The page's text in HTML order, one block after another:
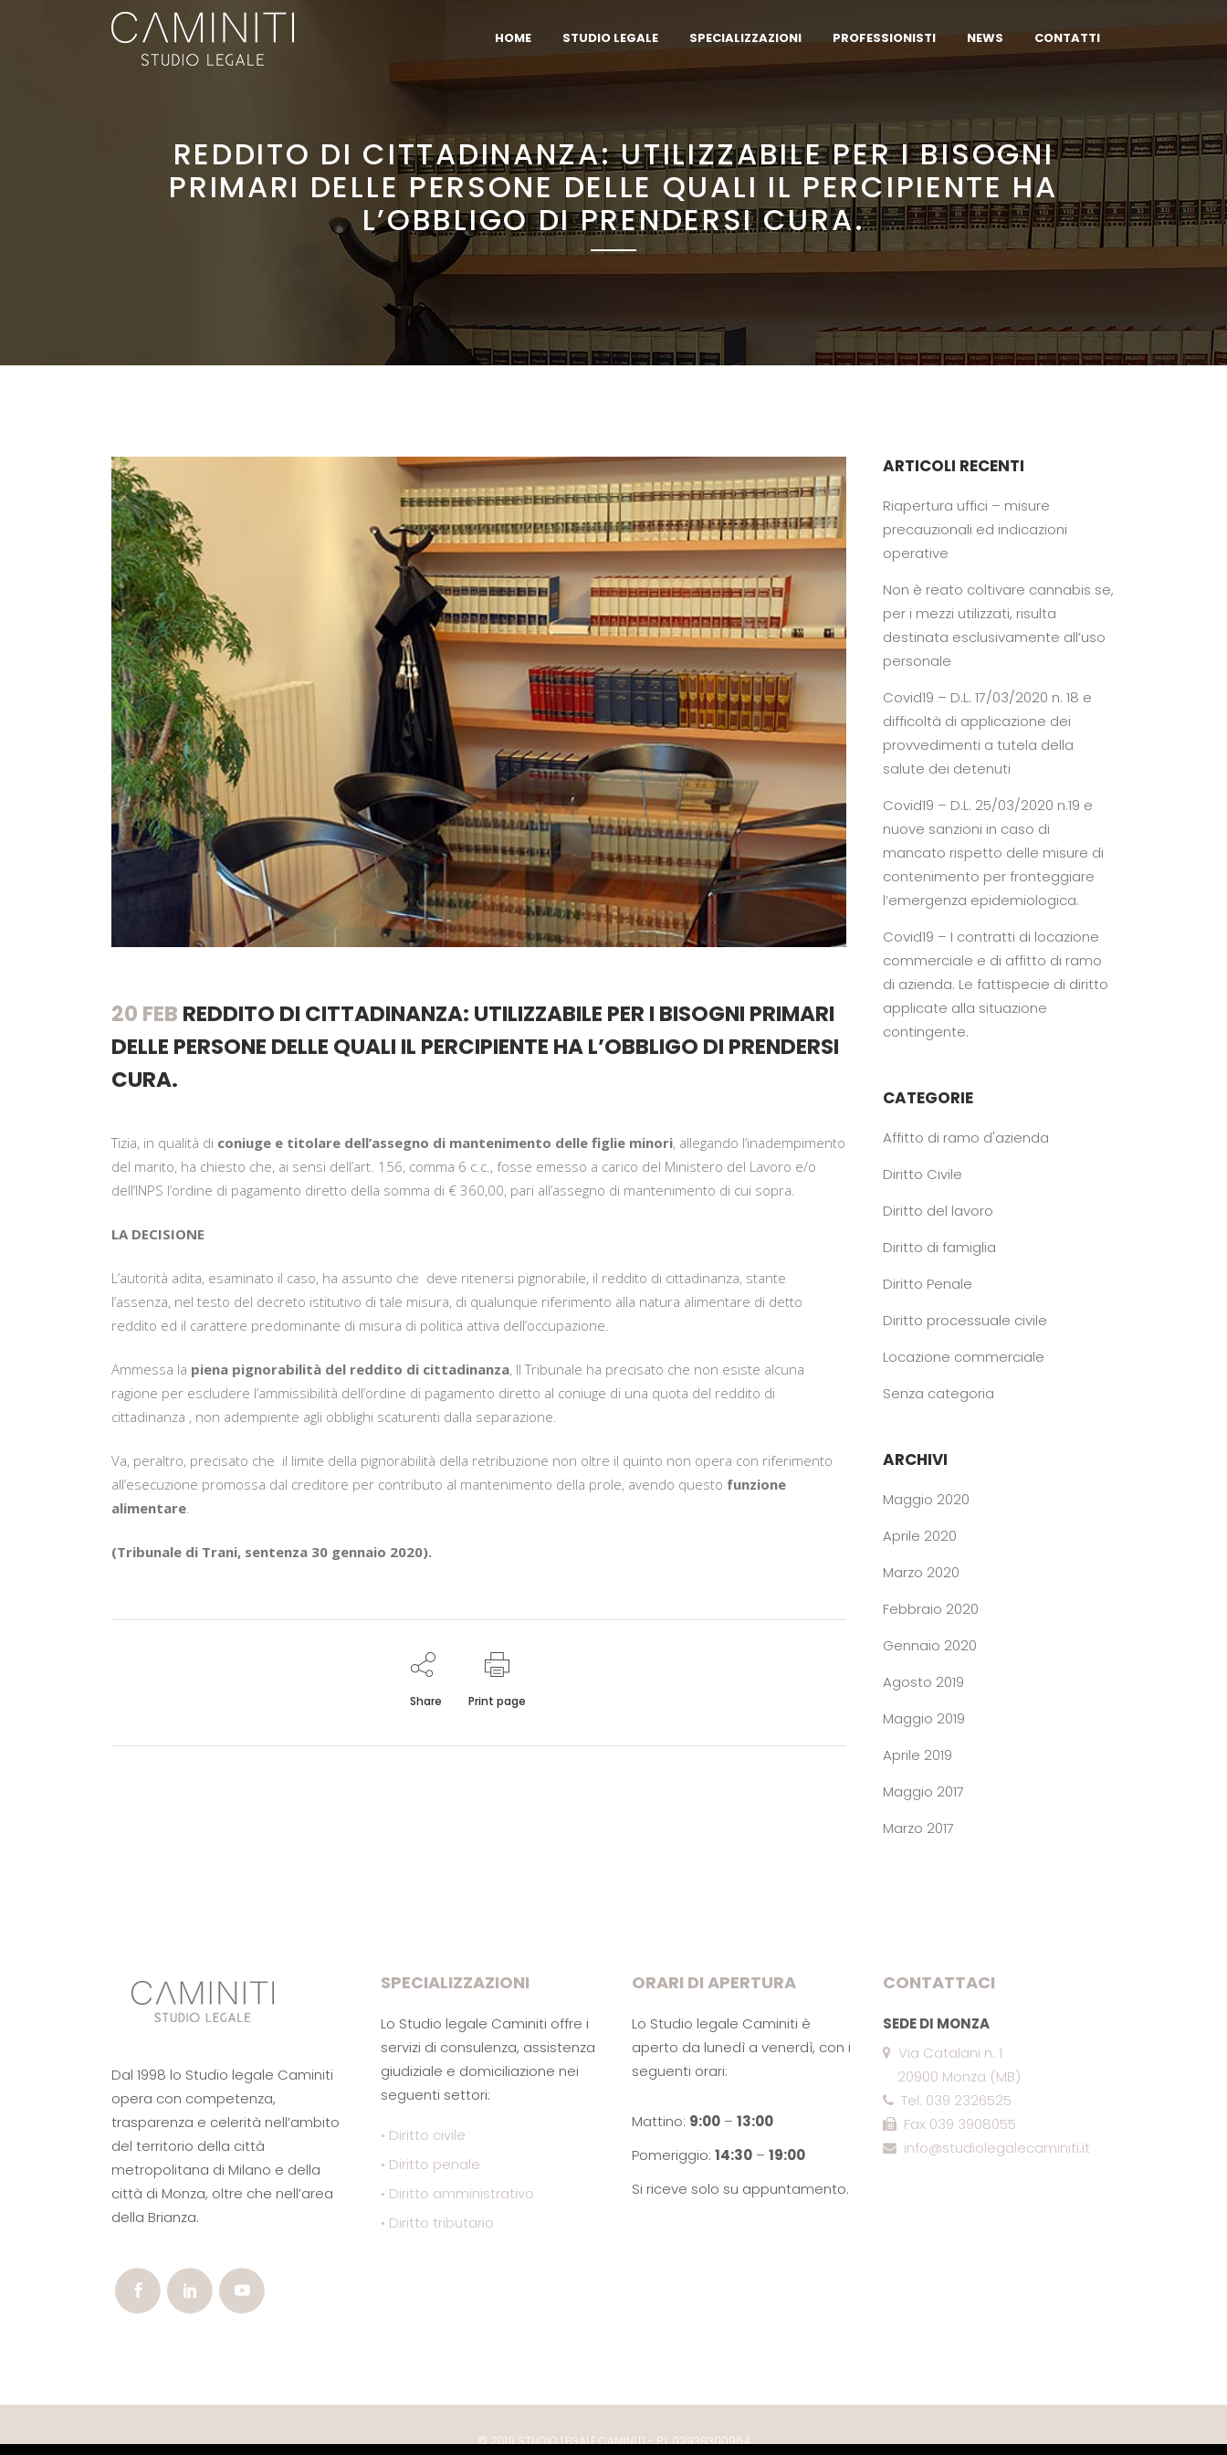
HOME STUDIO LEGALE SPECIALIZZAZIONI PROFESSIONISTI NEWS CONTATTI
REDDITO DI CITTADINANZA: UTILIZZABILE PER I BISOGNI
PRIMARI DELLE PERSONE DELLE QUALI IL PERCIPIENTE HA
L’OBBLIGO DI PRENDERSI CURA.
20 FEB REDDITO DI CITTADINANZA: UTILIZZABILE PER I BISOGNI PRIMARI
DELLE PERSONE DELLE QUALI IL PERCIPIENTE HA L’OBBLIGO DI PRENDERSI
CURA.
Tizia, in qualità di coniuge e titolare dell’assegno di mantenimento delle figlie minori, allegando l’inadempimento
del marito, ha chiesto che, ai sensi dell’art. 156, comma 6 c.c., fosse emesso a carico del Ministero del Lavoro e/o
dell’INPS l’ordine di pagamento diretto della somma di € 360,00, pari all’assegno di mantenimento di cui sopra.
LA DECISIONE
L’autorità adita, esaminato il caso, ha assunto che deve ritenersi pignorabile, il reddito di cittadinanza, stante
l’assenza, nel testo del decreto istitutivo di tale misura, di qualunque riferimento alla natura alimentare di detto
reddito ed il carattere predominante di misura di politica attiva dell’occupazione.
Ammessa la piena pignorabilità del reddito di cittadinanza, Il Tribunale ha precisato che non esiste alcuna
ragione per escludere l’ammissibilità dell’ordine di pagamento diretto al coniuge di una quota del reddito di
cittadinanza , non adempiente agli obblighi scaturenti dalla separazione.
Va, peraltro, precisato che il limite della pignorabilità della retribuzione non oltre il quinto non opera con riferimento
all’esecuzione promossa dal creditore per contributo al mantenimento della prole, avendo questo funzione
alimentare
(Tribunale di Trani, sentenza 30 gennaio 2020).
Share Print page
ARTICOLI RECENTI
Riapertura uffici – misure
precauzionali ed indicazioni
operative
Non è reato coltivare cannabis se,
per i mezzi utilizzati, risulta
destinata esclusivamente all’uso
personale
Covid19 – D.L. 17/03/2020 n. 18 e
difficoltà di applicazione dei
provvedimenti a tutela della
salute dei detenuti
Covid19 – D.L. 25/03/2020 n.19 e
nuove sanzioni in caso di
mancato rispetto delle misure di
contenimento per fronteggiare
l’emergenza epidemiologica.
Covid19 – I contratti di locazione
commerciale e di affitto di ramo
di azienda. Le fattispecie di diritto
applicate alla situazione
contingente.
CATEGORIE
Affitto di ramo d'azienda
Diritto Civile
Diritto del lavoro
Diritto di famiglia
Diritto Penale
Diritto processuale civile
Locazione commerciale
Senza categoria
ARCHIVI
Maggio 2020
Aprile 2020
Marzo 2020
Febbraio 2020
Gennaio 2020
Agosto 2019
Maggio 2019
Aprile 2019
Maggio 2017
Marzo 2017
Dal 1998 lo Studio legale Caminiti
opera con competenza,
trasparenza e celerità nell’ambito
del territorio della città
metropolitana di Milano e della
città di Monza, oltre che nell’area
della Brianza.
SPECIALIZZAZIONI
Lo Studio legale Caminiti offre i
servizi di consulenza, assistenza
giudiziale e domiciliazione nei
seguenti settori:
• Diritto civile
• Diritto penale
• Diritto amministrativo
• Diritto tributario
ORARI DI APERTURA
Lo Studio legale Caminiti è
aperto da lunedì a venerdì, con i
seguenti orari:
Mattino: 9:00 – 13:00
Pomeriggio: 14:30 – 19:00
Si riceve solo su appuntamento.
CONTATTACI
SEDE DI MONZA
Via Catalani n. 1
20900 Monza (MB)
Tel. 039 2326525
Fax 039 3908055
info@studiolegalecaminiti.it
© 2019 STUDIO LEGALE CAMINITI - P.I. 02939300964